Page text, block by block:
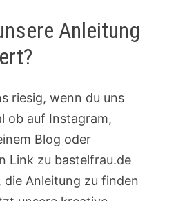
Anleitung
riesig, wenn du uns
ob auf Instagram,
Blog oder
Link zu bastelfrau.de
die Anleitung zu finden